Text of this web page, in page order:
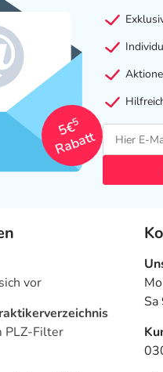
5€
5
Rabatt
vor
PLZ-Filter